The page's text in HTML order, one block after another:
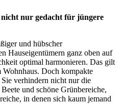
nur gedacht für jüngere
und hübscher
Hauseigentümern ganz oben auf
optimal harmonieren. Das gilt
Wohnhaus. Doch kompakte
verhindern nicht nur die
und schöne Grünbereiche,
in denen sich kaum jemand